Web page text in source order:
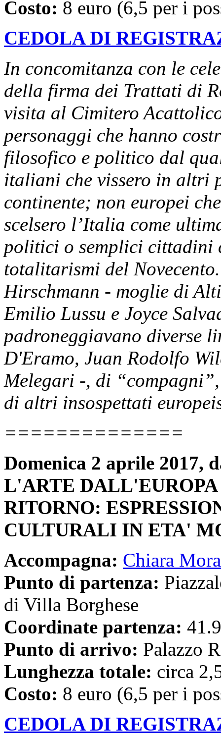
Costo: 8 euro (6,5 per i
CEDOLA DI
In concomitanza con le
della firma dei Trattati di
visita al Cimitero
personaggi che hanno
filosofico e politico dal
italiani che vissero in altri
continente; non europei
scelsero l’Italia come
politici o semplici cittadini
totalitarismi del
Hirschmann - moglie di
Emilio Lussu e Joyce
padroneggiavano diverse
D'Eramo, Juan Rodolfo
Melegari -, di
di altri insospettati
==============
Domenica 2 aprile 2017,
L'ARTE DALL'EUROPA
RITORNO:
CULTURALI IN ETA'
Accompagna: Chiara
Punto di partenza:
di Villa Borghese
Coordinate partenza:
Punto di arrivo: Palazzo
Lunghezza totale: circa
Costo: 8 euro (6,5 per i
CEDOLA DI